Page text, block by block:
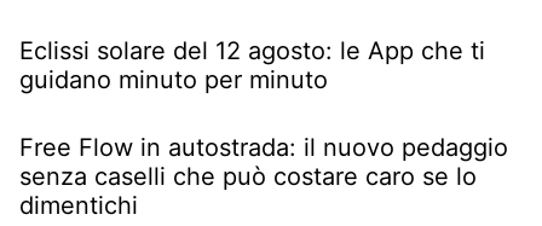
Eclissi solare del 12 agosto: le App che ti
guidano minuto per minuto
Free Flow in autostrada: il nuovo pedaggio
senza caselli che può costare caro se lo
dimentichi